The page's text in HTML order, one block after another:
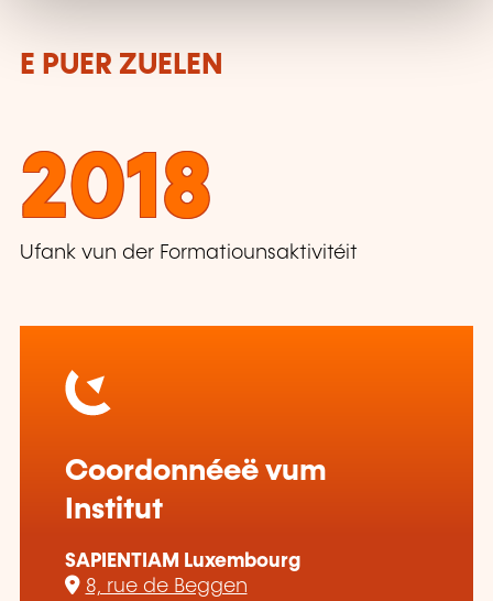
E PUER ZUELEN
2018
Ufank vun der Formatiounsaktivitéit
Coordonnéeë vum
Institut
SAPIENTIAM Luxembourg
8, rue de Beggen